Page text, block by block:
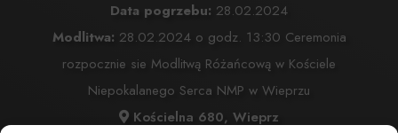
Data pogrzebu: 28.02.2024
Modlitwa: 28.02.2024 o godz. 13:30 Ceremonia
rozpocznie sie Modlitwą Różańcową w Kościele
Niepokalanego Serca NMP w Wieprzu
Kościelna 680, Wieprz